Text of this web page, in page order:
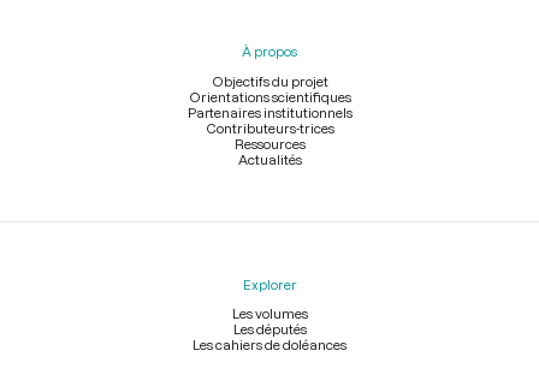
À propos
Objectifs du projet
Orientations scientifiques
Partenaires institutionnels
Contributeurs-trices
Ressources
Actualités
Explorer
Les volumes
Les députés
Les cahiers de doléances